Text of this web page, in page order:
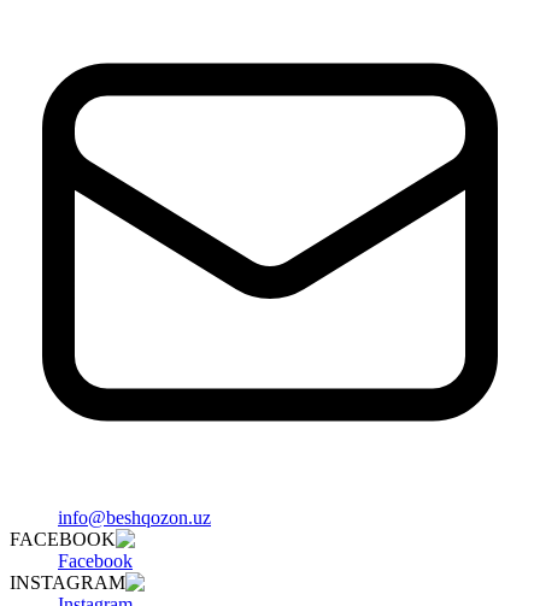
info@beshqozon.uz
FACEBOOK
Facebook
INSTAGRAM